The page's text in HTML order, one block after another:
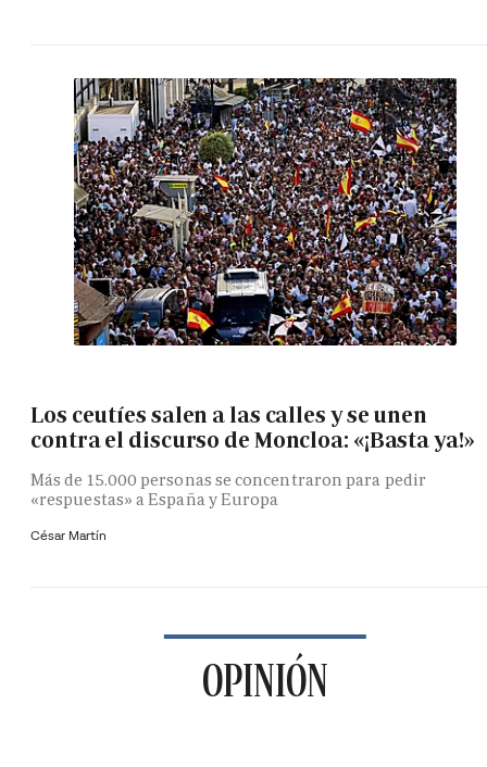
Los ceutíes salen a las calles y se unen
contra el discurso de Moncloa: «¡Basta ya!»
Más de 15.000 personas se concentraron para pedir
«respuestas» a España y Europa
César Martín
OPINIÓN